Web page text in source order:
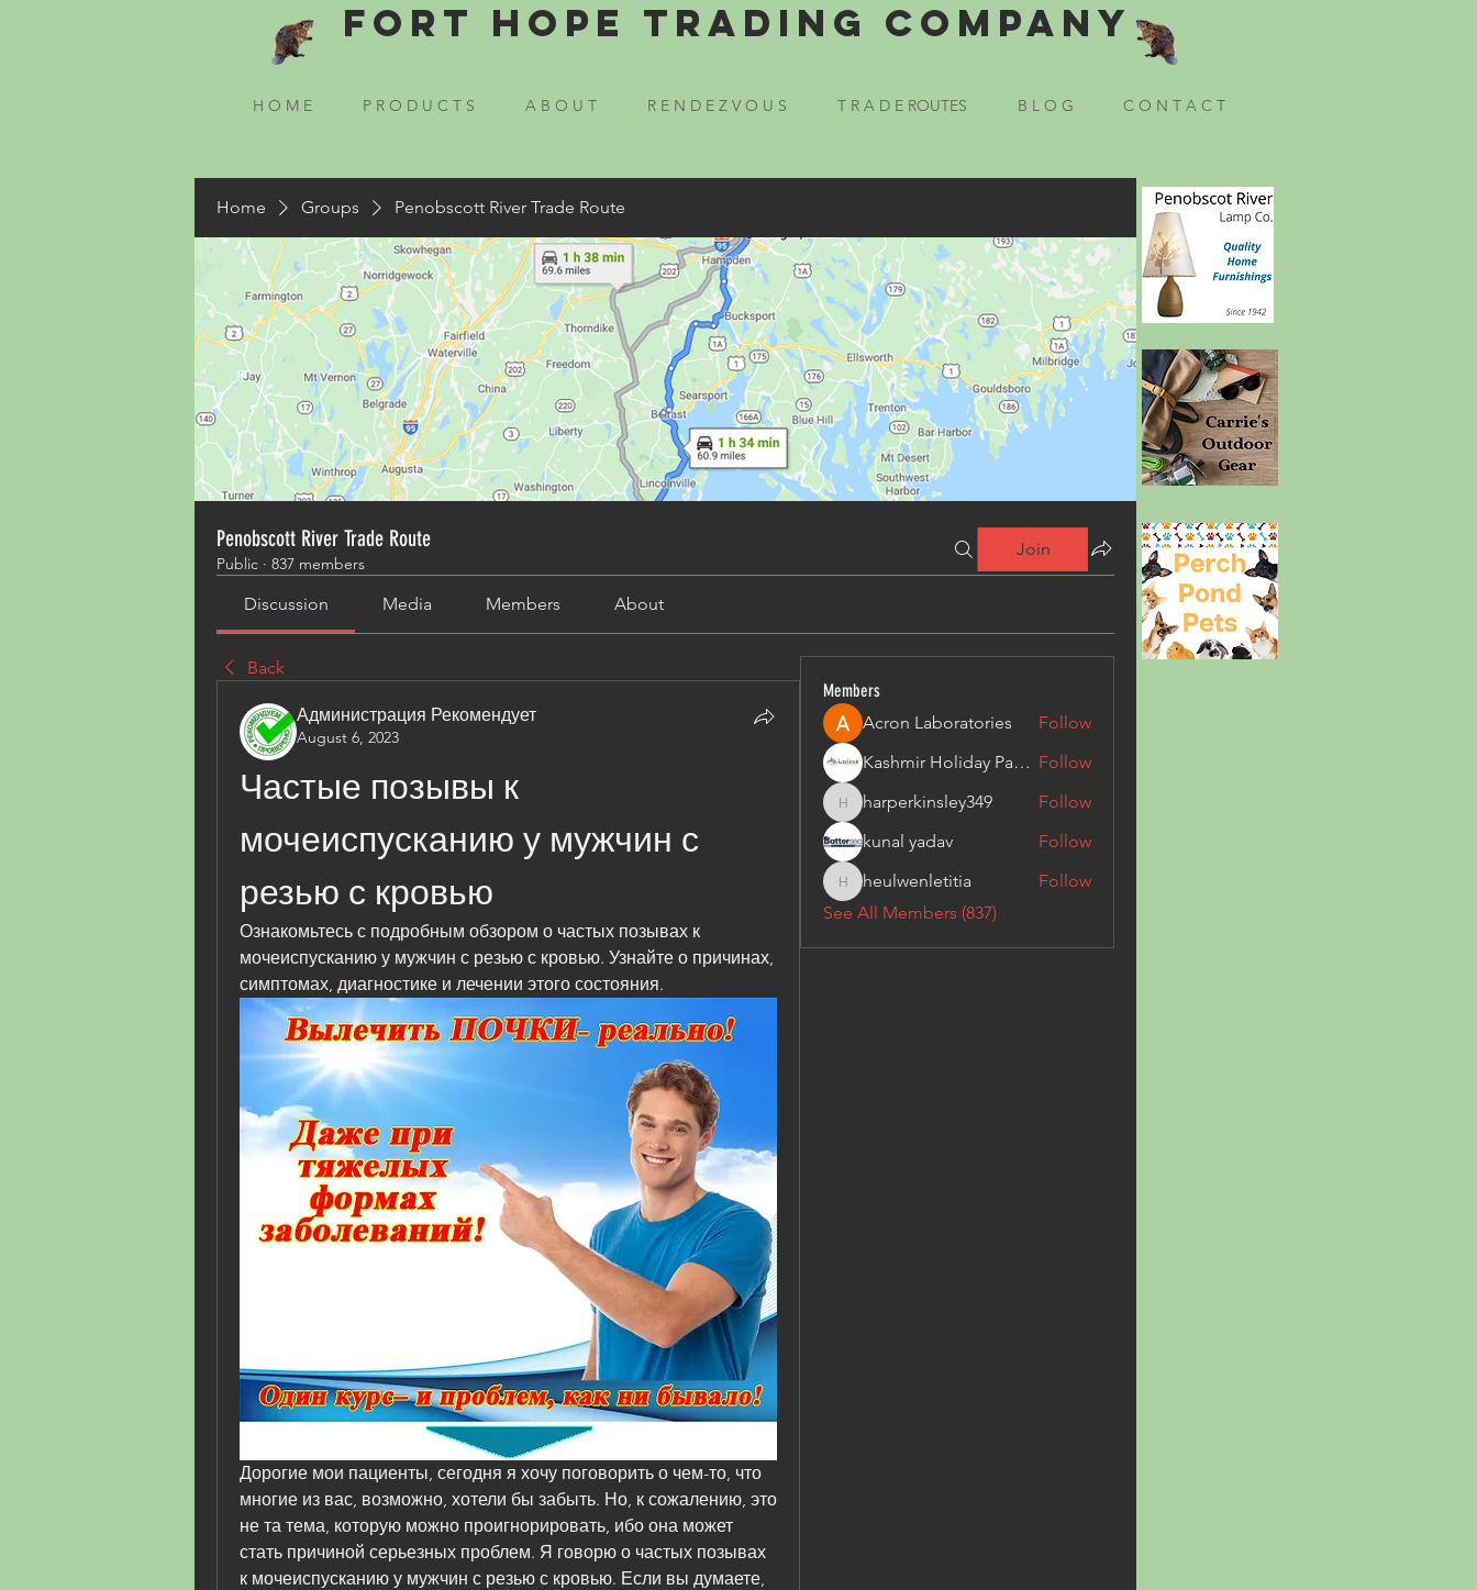
Fort Hope Trading Company
H O M E P R O D U C T S A B O U T R E N D E Z V O U S T R A D E ROUTES B L O G C O N T A C T
Home Groups Penobscott River Trade Route
Penobscott River Trade Route
Public · 837 members
Join
Discussion Media Members About
Back
Администрация Рекомендует
August 6, 2023
Частые позывы к
мочеиспусканию у мужчин с
резью с кровью
Ознакомьтесь с подробным обзором о частых позывах к
мочеиспусканию у мужчин с резью с кровью. Узнайте о причинах,
симптомах, диагностике и лечении этого состояния.
Дорогие мои пациенты, сегодня я хочу поговорить о чем-то, что
многие из вас, возможно, хотели бы забыть. Но, к сожалению, это
не та тема, которую можно проигнорировать, ибо она может
стать причиной серьезных проблем. Я говорю о частых позывах
к мочеиспусканию у мужчин с резью с кровью. Если вы думаете,
Members
Acron Laboratories
Follow
Kashmir Holiday Package Follow
harperkinsley349
harperkinsley349
Follow
kunal yadav
Follow
heulwenletitia
heulwenletitia
Follow
See All Members (837)